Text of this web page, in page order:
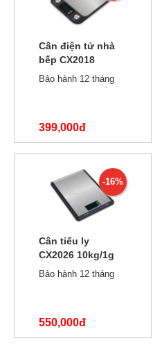
Cân điện tử nhà
bếp CX2018
5kg/1g
Bảo hành 12 tháng
399,000đ
650,000đ
-16%
Cân tiểu ly
CX2026 10kg/1g
Bảo hành 12 tháng
550,000đ
650,000đ